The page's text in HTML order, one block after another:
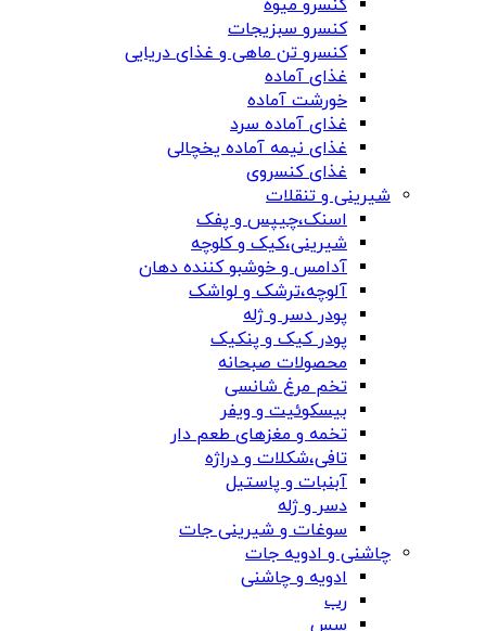
کنسرو میوه
کنسرو سبزیجات
کنسرو تن ماهی و غذای دریایی
غذای آماده
خورشت آماده
غذای آماده سرد
غذای نیمه آماده یخچالی
غذای کنسروی
شیرینی و تنقلات
اسنک،چیپس و پفک
شیرینی،کیک و کلوچه
آدامس و خوشبو کننده دهان
آلوچه،ترشک و لواشک
پودر دسر و ژله
پودر کیک و پنکیک
محصولات صبحانه
تخم مرغ شانسی
بیسکوئیت و ویفر
تخمه و مغزهای طعم دار
تافی،شکلات و دراژه
آبنبات و پاستیل
دسر و ژله
سوغات و شیرینی جات
چاشنی و ادویه جات
ادویه و چاشنی
رب
سس